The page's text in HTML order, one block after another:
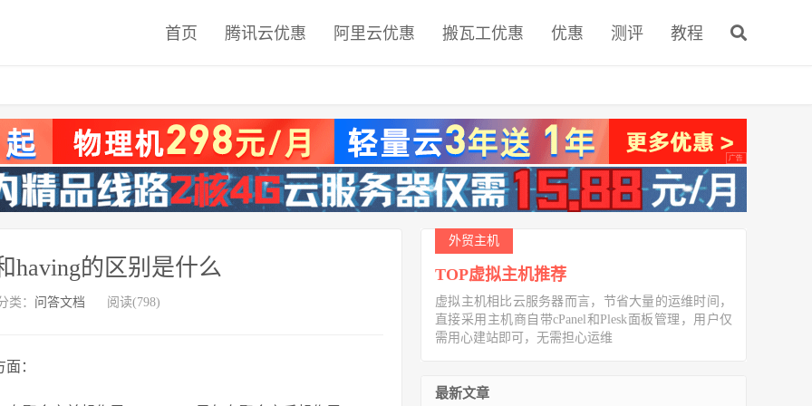
首页 腾讯云优惠 阿里云优惠 搬瓦工优惠 优惠 测评 教程
having的区别是什么
类： 问答文档 阅读(798)
：
外贸主机
TOP虚拟主机推荐
虚拟主机相比云服务器而言，节省大量的运维时间，
直接采用主机商自带cPanel和Plesk面板管理，用户仅
需用心建站即可，无需担心运维
最新文章